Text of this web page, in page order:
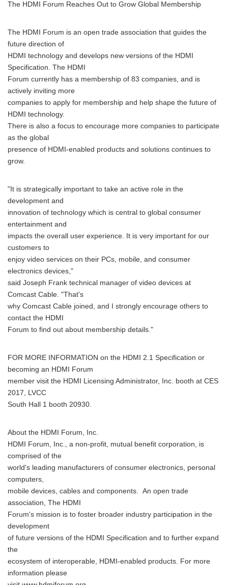
The HDMI Forum Reaches Out to Grow Global Membership
The HDMI Forum is an open trade association that guides the
future direction of
HDMI technology and develops new versions of the HDMI
Specification. The HDMI
Forum currently has a membership of 83 companies, and is
actively inviting more
companies to apply for membership and help shape the future of
HDMI technology.
There is also a focus to encourage more companies to participate
as the global
presence of HDMI-enabled products and solutions continues to
grow.
"It is strategically important to take an active role in the
development and
innovation of technology which is central to global consumer
entertainment and
impacts the overall user experience. It is very important for our
customers to
enjoy video services on their PCs, mobile, and consumer
electronics devices,"
said Joseph Frank technical manager of video devices at
Comcast Cable. "That's
why Comcast Cable joined, and I strongly encourage others to
contact the HDMI
Forum to find out about membership details."
FOR MORE INFORMATION on the HDMI 2.1 Specification or
becoming an HDMI Forum
member visit the HDMI Licensing Administrator, Inc. booth at CES
2017, LVCC
South Hall 1 booth 20930.
About the HDMI Forum, Inc.
HDMI Forum, Inc., a non-profit, mutual benefit corporation, is
comprised of the
world's leading manufacturers of consumer electronics, personal
computers,
mobile devices, cables and components. An open trade
association, The HDMI
Forum's mission is to foster broader industry participation in the
development
of future versions of the HDMI Specification and to further expand
the
ecosystem of interoperable, HDMI-enabled products. For more
information pleaseJapanese